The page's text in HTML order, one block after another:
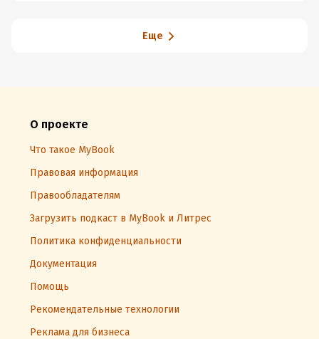
Еще
О проекте
Что такое MyBook
Правовая информация
Правообладателям
Загрузить подкаст в MyBook и Литрес
Политика конфиденциальности
Документация
Помощь
Рекомендательные технологии
Реклама для бизнеса